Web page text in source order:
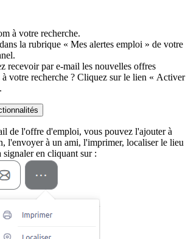
à votre recherche.
la rubrique « Mes alertes emploi » de votre
recevoir par e-mail les nouvelles offres
votre recherche ? Cliquez sur le lien « Activer
de l'offre d'emploi, vous pouvez l'ajouter à
l'envoyer à un ami, l'imprimer, localiser le lieu
signaler en cliquant sur :